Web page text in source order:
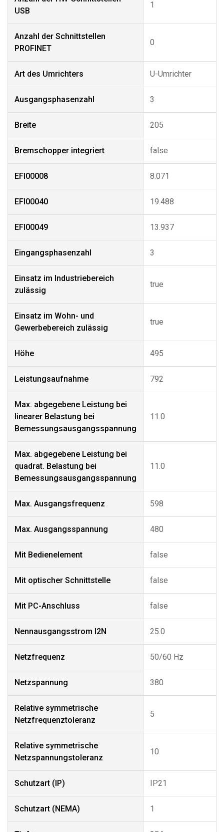
USB
1
Anzahl der Schnittstellen
PROFINET
0
Art des Umrichters U-Umrichter
Ausgangsphasenzahl 3
Breite 205
Bremschopper integriert false
EFI00008 8.071
EFI00040 19.488
EFI00049 13.937
Eingangsphasenzahl 3
Einsatz im Industriebereich
zulässig
true
Einsatz im Wohn- und
Gewerbebereich zulässig
true
Höhe 495
Leistungsaufnahme 792
Max. abgegebene Leistung bei
linearer Belastung bei
Bemessungsausgangsspannung
11.0
Max. abgegebene Leistung bei
quadrat. Belastung bei
Bemessungsausgangsspannung
11.0
Max. Ausgangsfrequenz 598
Max. Ausgangsspannung 480
Mit Bedienelement false
Mit optischer Schnittstelle false
Mit PC-Anschluss false
Nennausgangsstrom I2N 25.0
Netzfrequenz 50/60 Hz
Netzspannung 380
Relative symmetrische
Netzfrequenztoleranz
5
Relative symmetrische
Netzspannungstoleranz
10
Schutzart (IP) IP21
Schutzart (NEMA) 1